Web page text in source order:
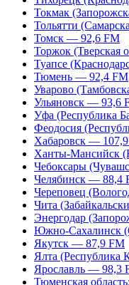
Токмак
Тольятти
Томск — 92,6 FM
Торжок (Тверская
Туапсе
Тюмень — 92,4 FM
Уварово
Ульяновск — 93,6
Уфа (Республика
Феодосия
Хабаровск —
Ханты-Мансийск
Чебоксары
Челябинск — 88,4
Череповец
Чита
Энергодар
Южно-Сахалинск
Якутск — 87,9 FM
Ялта
Ярославль — 98,3
Тюменская область: